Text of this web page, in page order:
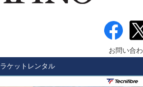
お問い合
ラケットレンタル